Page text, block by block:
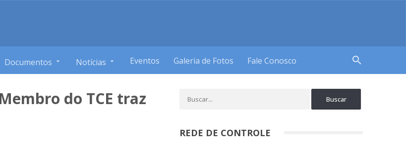
Documentos Notícias Eventos Galeria de Fotos Fale Conosco search
do TCE traz
REDE DE CONTROLE